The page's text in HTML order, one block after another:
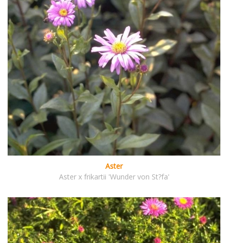
Aster
Aster x frikartii 'Wunder von St?fa'